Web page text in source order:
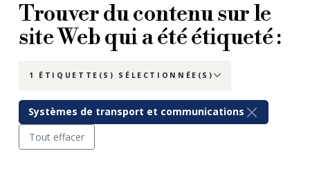
Trouver du contenu sur le
site Web qui a été étiqueté :
1 ÉTIQUETTE(S) SÉLECTIONNÉE(S)
Systèmes de transport et communications
Tout effacer